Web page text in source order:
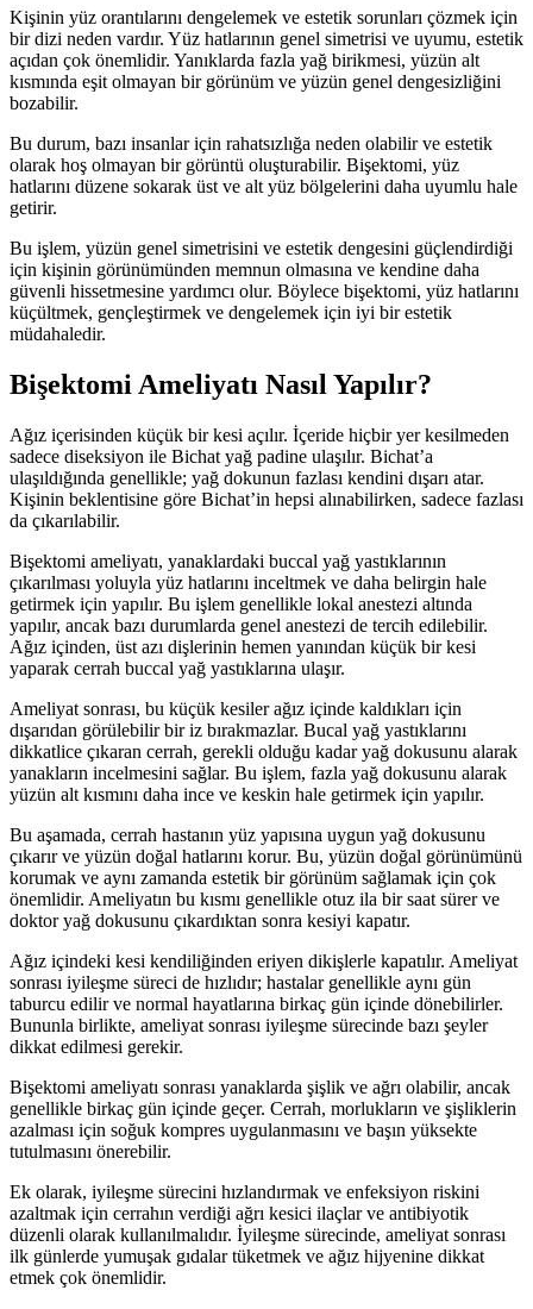
Kişinin yüz orantılarını dengelemek ve estetik sorunları çözmek için
bir dizi neden vardır. Yüz hatlarının genel simetrisi ve uyumu, estetik
açıdan çok önemlidir. Yanıklarda fazla yağ birikmesi, yüzün alt
kısmında eşit olmayan bir görünüm ve yüzün genel dengesizliğini
bozabilir.
Bu durum, bazı insanlar için rahatsızlığa neden olabilir ve estetik
olarak hoş olmayan bir görüntü oluşturabilir. Bişektomi, yüz
hatlarını düzene sokarak üst ve alt yüz bölgelerini daha uyumlu hale
getirir.
Bu işlem, yüzün genel simetrisini ve estetik dengesini güçlendirdiği
için kişinin görünümünden memnun olmasına ve kendine daha
güvenli hissetmesine yardımcı olur. Böylece bişektomi, yüz hatlarını
küçültmek, gençleştirmek ve dengelemek için iyi bir estetik
müdahaledir.
Bişektomi Ameliyatı Nasıl Yapılır?
Ağız içerisinden küçük bir kesi açılır. İçeride hiçbir yer kesilmeden
sadece diseksiyon ile Bichat yağ padine ulaşılır. Bichat’a
ulaşıldığında genellikle; yağ dokunun fazlası kendini dışarı atar.
Kişinin beklentisine göre Bichat’in hepsi alınabilirken, sadece fazlası
da çıkarılabilir.
Bişektomi ameliyatı, yanaklardaki buccal yağ yastıklarının
çıkarılması yoluyla yüz hatlarını inceltmek ve daha belirgin hale
getirmek için yapılır. Bu işlem genellikle lokal anestezi altında
yapılır, ancak bazı durumlarda genel anestezi de tercih edilebilir.
Ağız içinden, üst azı dişlerinin hemen yanından küçük bir kesi
yaparak cerrah buccal yağ yastıklarına ulaşır.
Ameliyat sonrası, bu küçük kesiler ağız içinde kaldıkları için
dışarıdan görülebilir bir iz bırakmazlar. Bucal yağ yastıklarını
dikkatlice çıkaran cerrah, gerekli olduğu kadar yağ dokusunu alarak
yanakların incelmesini sağlar. Bu işlem, fazla yağ dokusunu alarak
yüzün alt kısmını daha ince ve keskin hale getirmek için yapılır.
Bu aşamada, cerrah hastanın yüz yapısına uygun yağ dokusunu
çıkarır ve yüzün doğal hatlarını korur. Bu, yüzün doğal görünümünü
korumak ve aynı zamanda estetik bir görünüm sağlamak için çok
önemlidir. Ameliyatın bu kısmı genellikle otuz ila bir saat sürer ve
doktor yağ dokusunu çıkardıktan sonra kesiyi kapatır.
Ağız içindeki kesi kendiliğinden eriyen dikişlerle kapatılır. Ameliyat
sonrası iyileşme süreci de hızlıdır; hastalar genellikle aynı gün
taburcu edilir ve normal hayatlarına birkaç gün içinde dönebilirler.
Bununla birlikte, ameliyat sonrası iyileşme sürecinde bazı şeyler
dikkat edilmesi gerekir.
Bişektomi ameliyatı sonrası yanaklarda şişlik ve ağrı olabilir, ancak
genellikle birkaç gün içinde geçer. Cerrah, morlukların ve şişliklerin
azalması için soğuk kompres uygulanmasını ve başın yüksekte
tutulmasını önerebilir.
Ek olarak, iyileşme sürecini hızlandırmak ve enfeksiyon riskini
azaltmak için cerrahın verdiği ağrı kesici ilaçlar ve antibiyotik
düzenli olarak kullanılmalıdır. İyileşme sürecinde, ameliyat sonrası
ilk günlerde yumuşak gıdalar tüketmek ve ağız hijyenine dikkat
etmek çok önemlidir.